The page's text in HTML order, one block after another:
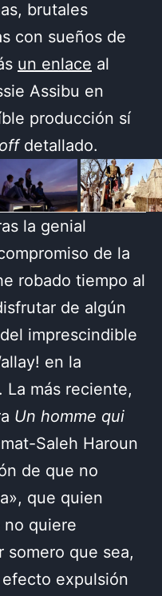
brutales
con sueños de
un enlace al
Assibu en
producción sí
detallado.
la genial
de la
robado tiempo al
de algún
imprescindible
en la
. La más reciente,
Un homme qui
Saleh Haroun
de que no
que quien
no quiere
somero que sea,
expulsión